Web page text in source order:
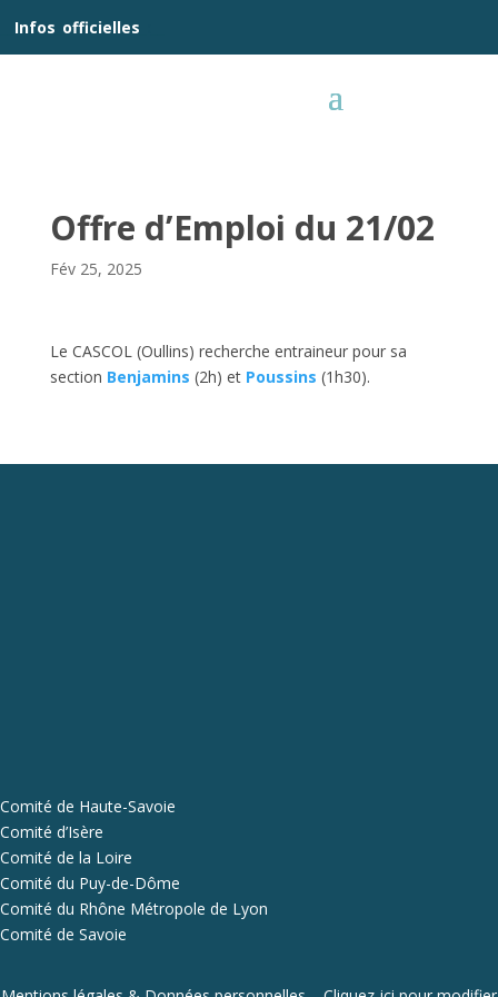
Infos officielles
Offre d’Emploi du 21/02
Fév 25, 2025
Le CASCOL (Oullins) recherche entraineur pour sa
section Benjamins (2h) et Poussins (1h30).
Comité de Haute-Savoie
Comité d’Isère
Comité de la Loire
Comité du Puy-de-Dôme
Comité du Rhône Métropole de Lyon
Comité de Savoie